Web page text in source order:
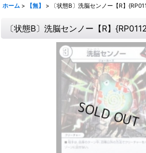
ホーム > 【無】 > 〔状態B〕洗脳センノー【R】
〔状態B〕洗脳センノー【R】